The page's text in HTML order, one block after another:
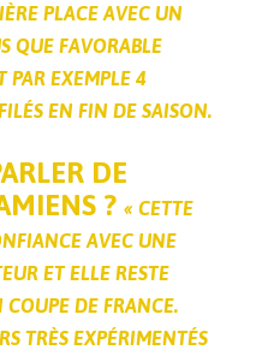
PLACE AVEC UN
QUE FAVORABLE
PAR EXEMPLE 4
EN FIN DE SAISON.
DE
? « CETTE
AVEC UNE
ET ELLE RESTE
DE FRANCE.
TRÈS EXPÉRIMENTÉS